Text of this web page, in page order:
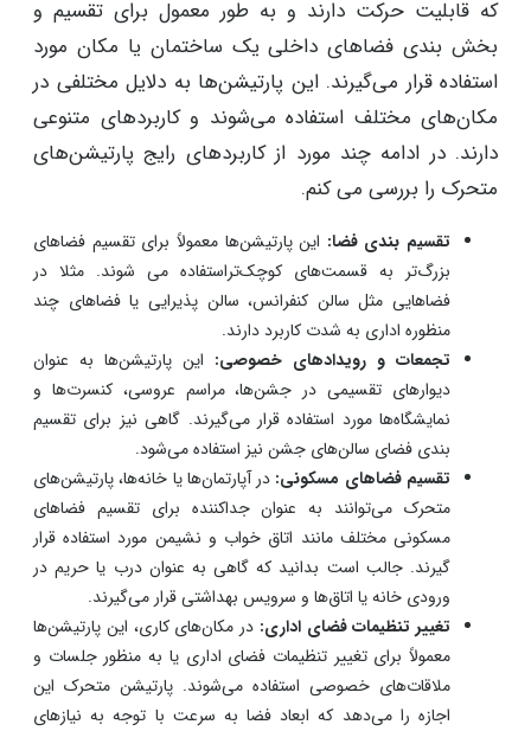
که قابلیت حرکت دارند و به طور معمول برای تقسیم و
بخش بندی فضاهای داخلی یک ساختمان یا مکان مورد
استفاده قرار می‌گیرند. این پارتیشن‌ها به دلایل مختلفی در
مکان‌های مختلف استفاده می‌شوند و کاربردهای متنوعی
دارند. در ادامه چند مورد از کاربردهای رایج پارتیشن‌های
متحرک را بررسی می کنم.
تقسیم بندی فضا:این پارتیشن‌ها معمولاً برای تقسیم فضاهای
بزرگ‌تر به قسمت‌های کوچک‌تراستفاده می شوند. مثلا در
فضاهایی مثل سالن کنفرانس، سالن پذیرایی یا فضاهای چند
منظوره اداری به شدت کاربرد دارند.
تجمعات و رویدادهای خصوصی:این پارتیشن‌ها به عنوان
دیوارهای تقسیمی در جشن‌ها، مراسم عروسی، کنسرت‌ها و
نمایشگاه‌ها مورد استفاده قرار می‌گیرند. گاهی نیز برای تقسیم
بندی فضای سالن‌های جشن نیز استفاده می‌شود.
تقسیم فضاهای مسکونی:در آپارتمان‌ها یا خانه‌ها، پارتیشن‌های
متحرک می‌توانند به عنوان جداکننده برای تقسیم فضاهای
مسکونی مختلف مانند اتاق خواب و نشیمن مورد استفاده قرار
گیرند. جالب است بدانید که گاهی به عنوان درب‌ یا حریم در
ورودی خانه یا اتاق‌ها و سرویس بهداشتی قرار می‌گیرند.
تغییر تنظیمات فضای اداری:در مکان‌های کاری، این پارتیشن‌ها
معمولاً برای تغییر تنظیمات فضای اداری یا به منظور جلسات و
ملاقات‌های خصوصی استفاده می‌شوند. پارتیشن متحرک این
اجازه را می‌دهد که ابعاد فضا به سرعت با توجه به نیازهای